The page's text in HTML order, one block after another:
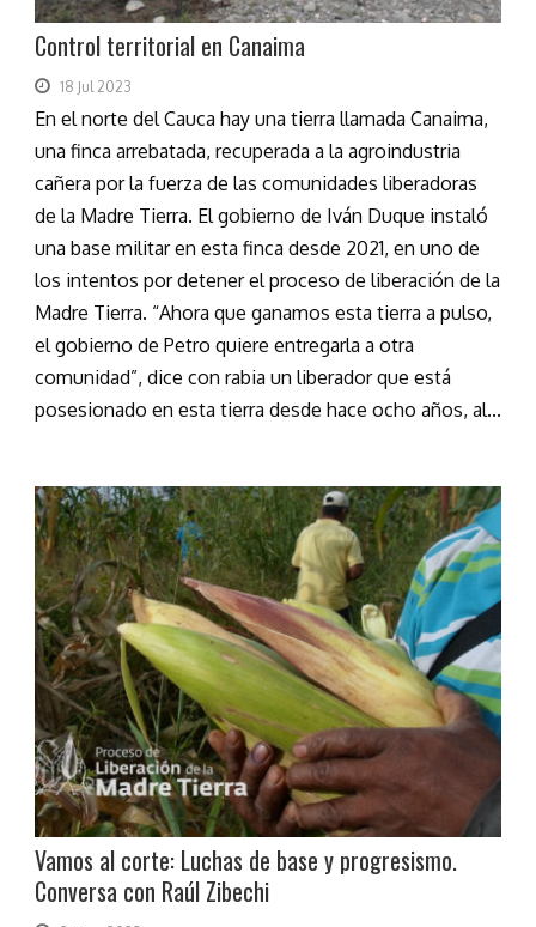
Control territorial en Canaima
18 Jul 2023
En el norte del Cauca hay una tierra llamada Canaima,
una finca arrebatada, recuperada a la agroindustria
cañera por la fuerza de las comunidades liberadoras
de la Madre Tierra. El gobierno de Iván Duque instaló
una base militar en esta finca desde 2021, en uno de
los intentos por detener el proceso de liberación de la
Madre Tierra. “Ahora que ganamos esta tierra a pulso,
el gobierno de Petro quiere entregarla a otra
comunidad”, dice con rabia un liberador que está
posesionado en esta tierra desde hace ocho años, al...
Vamos al corte: Luchas de base y progresismo.
Conversa con Raúl Zibechi